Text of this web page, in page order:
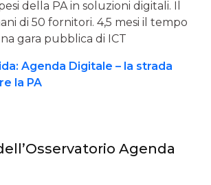
della PA in soluzioni digitali. Il
di 50 fornitori. 4,5 mesi il tempo
gara pubblica di ICT
Agenda Digitale – la strada
la PA
Agenda